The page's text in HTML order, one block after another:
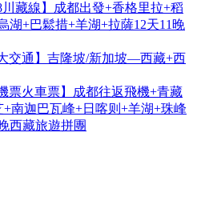
川藏線】成都出發+香格里拉+稻
湖+巴鬆措+羊湖+拉薩12天11晚
交通】吉隆坡/新加坡—西藏+西
票火車票】成都往返飛機+青藏
南迦巴瓦峰+日喀则+羊湖+珠峰
西藏旅遊拼團